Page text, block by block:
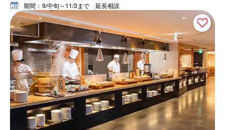
期間： 9/中旬～11/3まで 延長相談